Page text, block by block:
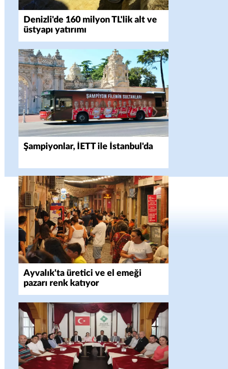
Denizli'de 160 milyon TL'lik alt ve
üstyapı yatırımı
Şampiyonlar, İETT ile İstanbul'da
Ayvalık'ta üretici ve el emeği
pazarı renk katıyor